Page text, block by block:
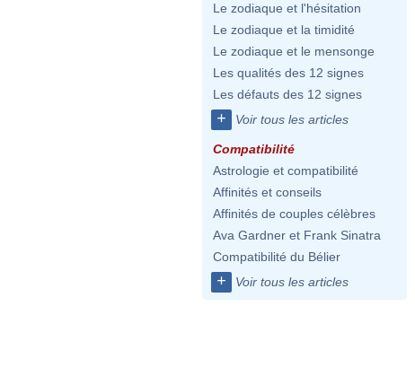
Le zodiaque et l'hésitation
Le zodiaque et la timidité
Le zodiaque et le mensonge
Les qualités des 12 signes
Les défauts des 12 signes
+ Voir tous les articles
Compatibilité
Astrologie et compatibilité
Affinités et conseils
Affinités de couples célèbres
Ava Gardner et Frank Sinatra
Compatibilité du Bélier
+ Voir tous les articles